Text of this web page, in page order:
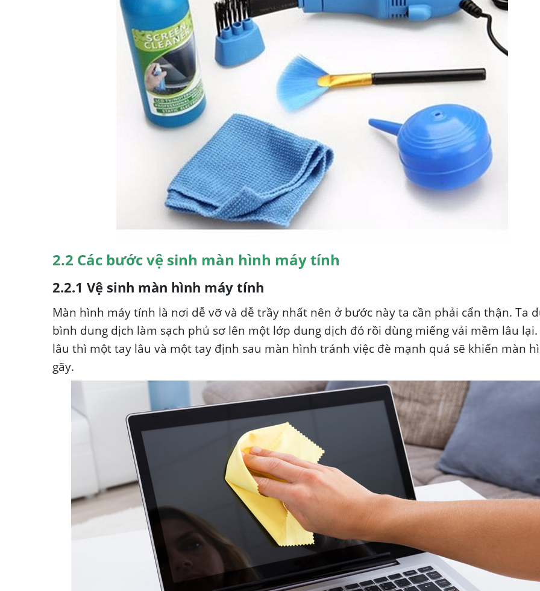
2.2 Các bước vệ sinh màn hình máy tính
2.2.1 Vệ sinh màn hình máy tính
Màn hình máy tính là nơi dễ vỡ và dễ trầy nhất nên ở bước này ta cần phải cẩn thận. Ta
bình dung dịch làm sạch phủ sơ lên một lớp dung dịch đó rồi dùng miếng vải mềm lâu
lâu thì một tay lâu và một tay định sau màn hình tránh việc đè mạnh quá sẽ khiến màn
gãy.